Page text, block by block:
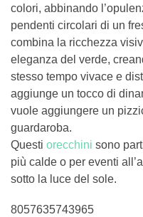
colori, abbinando
pendenti circolari di un
combina la ricchezza
eleganza del verde,
stesso tempo vivace e
aggiunge un tocco di
vuole aggiungere un
guardaroba.
Questi orecchini sono
più calde o per eventi
sotto la luce del sole.
8057635743965